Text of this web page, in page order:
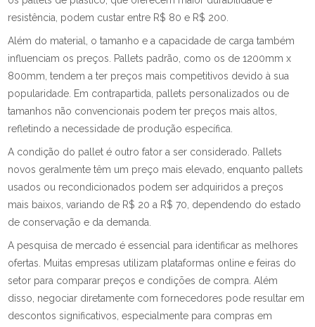
resistência, podem custar entre R$ 80 e R$ 200.
Além do material, o tamanho e a capacidade de carga também
influenciam os preços. Pallets padrão, como os de 1200mm x
800mm, tendem a ter preços mais competitivos devido à sua
popularidade. Em contrapartida, pallets personalizados ou de
tamanhos não convencionais podem ter preços mais altos,
refletindo a necessidade de produção específica.
A condição do pallet é outro fator a ser considerado. Pallets
novos geralmente têm um preço mais elevado, enquanto pallets
usados ou recondicionados podem ser adquiridos a preços
mais baixos, variando de R$ 20 a R$ 70, dependendo do estado
de conservação e da demanda.
A pesquisa de mercado é essencial para identificar as melhores
ofertas. Muitas empresas utilizam plataformas online e feiras do
setor para comparar preços e condições de compra. Além
disso, negociar diretamente com fornecedores pode resultar em
descontos significativos, especialmente para compras em